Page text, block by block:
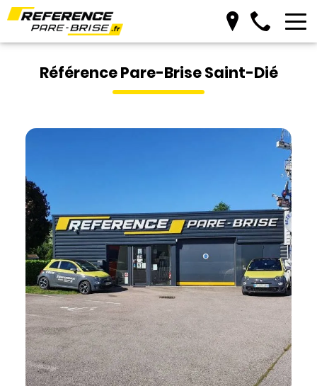
Référence Pare-Brise Saint-Dié